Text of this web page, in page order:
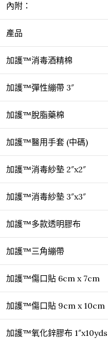
內附：
產品
加護™消毒酒精棉
加護™彈性繃帶 3″
加護™脫脂藥棉
加護™醫用手套 (中碼)
加護™消毒紗墊 2″x2″
加護™消毒紗墊 3″x3″
加護™多款透明膠布
加護™三角繃帶
加護™傷口貼 6cm x 7cm
加護™傷口貼 9cm x 10cm
加護™氧化鋅膠布 1″x10yds